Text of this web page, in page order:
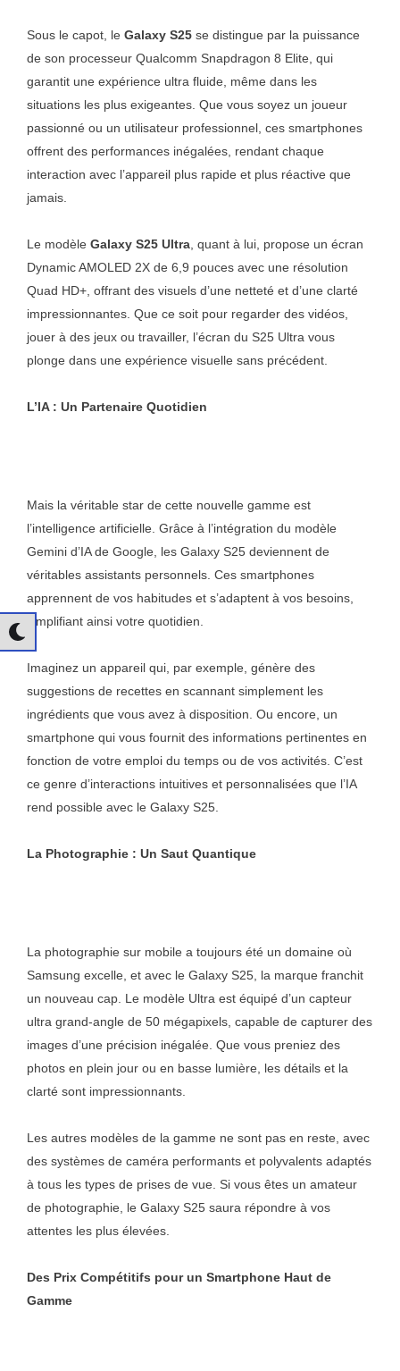
Sous le capot, le Galaxy S25 se distingue par la puissance
de son processeur Qualcomm Snapdragon 8 Elite, qui
garantit une expérience ultra fluide, même dans les
situations les plus exigeantes. Que vous soyez un joueur
passionné ou un utilisateur professionnel, ces smartphones
offrent des performances inégalées, rendant chaque
interaction avec l’appareil plus rapide et plus réactive que
jamais.
Le modèle Galaxy S25 Ultra , quant à lui, propose un écran
Dynamic AMOLED 2X de 6,9 pouces avec une résolution
Quad HD+, offrant des visuels d’une netteté et d’une clarté
impressionnantes. Que ce soit pour regarder des vidéos,
jouer à des jeux ou travailler, l’écran du S25 Ultra vous
plonge dans une expérience visuelle sans précédent.
L’IA : Un Partenaire Quotidien
Mais la véritable star de cette nouvelle gamme est
l’intelligence artificielle. Grâce à l’intégration du modèle
Gemini d’IA de Google, les Galaxy S25 deviennent de
véritables assistants personnels. Ces smartphones
apprennent de vos habitudes et s’adaptent à vos besoins,
simplifiant ainsi votre quotidien.
Imaginez un appareil qui, par exemple, génère des
suggestions de recettes en scannant simplement les
ingrédients que vous avez à disposition. Ou encore, un
smartphone qui vous fournit des informations pertinentes en
fonction de votre emploi du temps ou de vos activités. C’est
ce genre d’interactions intuitives et personnalisées que l’IA
rend possible avec le Galaxy S25.
La Photographie : Un Saut Quantique
La photographie sur mobile a toujours été un domaine où
Samsung excelle, et avec le Galaxy S25, la marque franchit
un nouveau cap. Le modèle Ultra est équipé d’un capteur
ultra grand-angle de 50 mégapixels, capable de capturer des
images d’une précision inégalée. Que vous preniez des
photos en plein jour ou en basse lumière, les détails et la
clarté sont impressionnants.
Les autres modèles de la gamme ne sont pas en reste, avec
des systèmes de caméra performants et polyvalents adaptés
à tous les types de prises de vue. Si vous êtes un amateur
de photographie, le Galaxy S25 saura répondre à vos
attentes les plus élevées.
Des Prix Compétitifs pour un Smartphone Haut de
Gamme